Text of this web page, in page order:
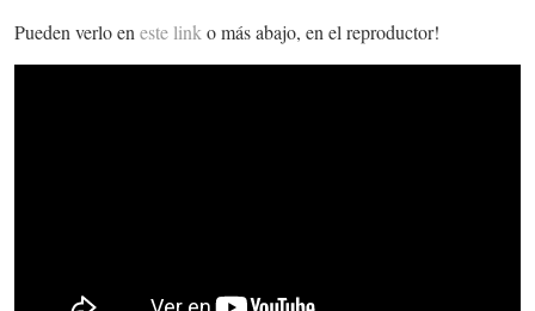
Pueden verlo en este link o más abajo, en el reproductor!